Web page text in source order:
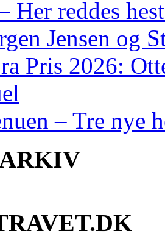
Her reddes
Jensen og
Pris 2026:
– Tre nye